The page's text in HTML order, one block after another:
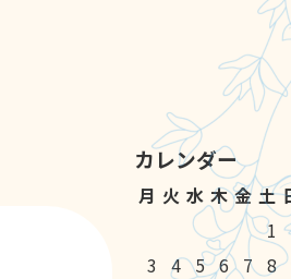
カレンダー
月 火 水 木 金 土
1
3 4 5 6 7 8